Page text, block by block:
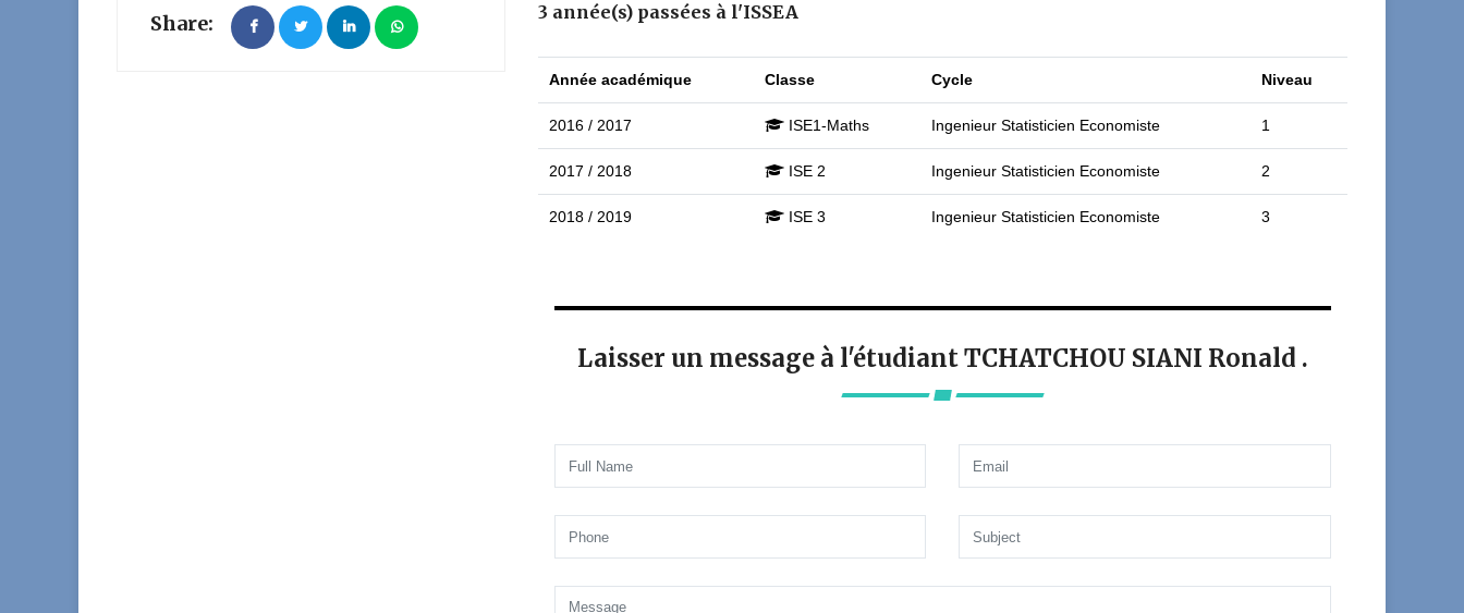
Share: 3 année(s) passées à l'ISSEA
Année académique Classe Cycle Niveau
2016 / 2017 ISE1-Maths Ingenieur Statisticien Economiste 1
2017 / 2018 ISE 2 Ingenieur Statisticien Economiste 2
2018 / 2019 ISE 3 Ingenieur Statisticien Economiste 3
Laisser un message à l'étudiant TCHATCHOU SIANI Ronald .